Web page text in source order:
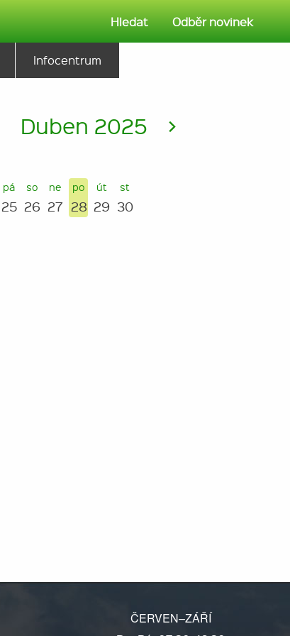
Hledat Odběr novinek
Infocentrum
Duben 2025 >
pá
25
so
26
ne
27
po
28
út
29
st
30
ČERVEN–ZÁŘÍ